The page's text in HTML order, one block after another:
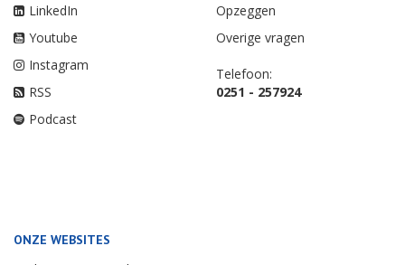
LinkedIn
Youtube
Instagram
RSS
Podcast
Opzeggen
Overige vragen
Telefoon:
0251 - 257924
ONZE WEBSITES